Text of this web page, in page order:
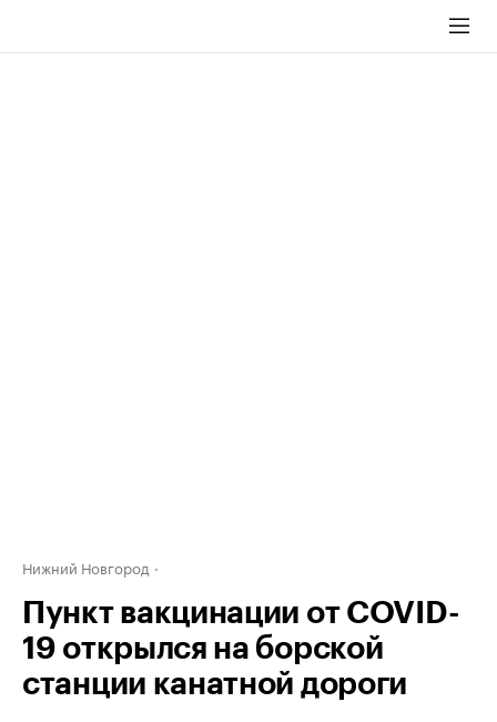
Нижний Новгород
Пункт вакцинации от COVID-
19 открылся на борской
станции канатной дороги